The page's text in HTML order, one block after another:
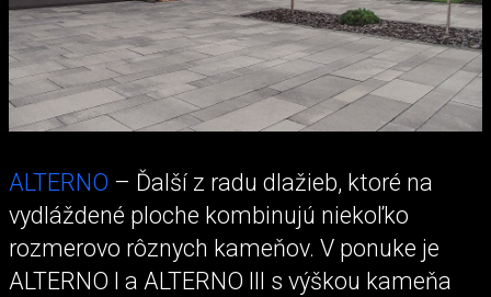
ALTERNO – Ďalší z radu dlažieb, ktoré na
vydláždené ploche kombinujú niekoľko
rozmerovo rôznych kameňov. V ponuke je
ALTERNO I a ALTERNO III s výškou kameňa